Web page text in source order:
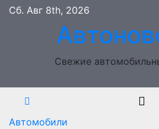
Перейти
содержимому
Сб. Авг 8th, 2026
Свежие
Автомобили